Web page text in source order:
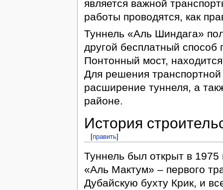
является важной
работы проводятся, как
Туннель «Аль Шиндага»
другой бесплатный способ
Понтонный мост,
Для решения
расширение туннеля, а
районе.
История
[править]
Туннель был открыт в
«Аль Мактум» – первого
Дубайскую бухту Крик, и